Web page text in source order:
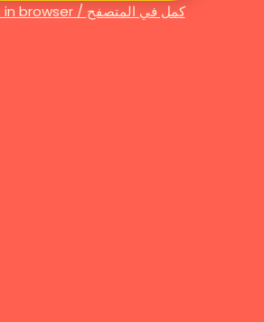
Continue in browser / كمل في المتصفح